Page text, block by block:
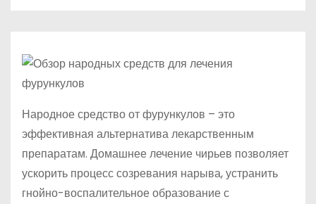
Народное средство от фурункулов – это
эффективная альтернатива лекарственным
препаратам. Домашнее лечение чирьев позволяет
ускорить процесс созревания нарыва, устранить
гнойно-воспалительное образование с